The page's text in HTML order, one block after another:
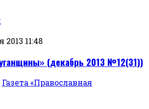
2013 11:48
(декабрь 2013 №12(31))
Газета «Православная